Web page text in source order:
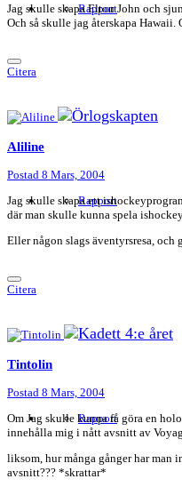
Rapport
Jag skulle skapa Elton John och
Och så skulle jag återskapa Hawaii.
Citera
Aliline
Postad 8 Mars, 2004
Rapport
Jag skulle skapa ett
där man skulle kunna spela
Eller någon slags äventyrsresa, och
Citera
Tintolin
Postad 8 Mars, 2004
Rapport
Om Jag skulle kunna få göra en
innehålla mig i nått avsnitt av
liksom, hur många gånger har man
avsnitt??? *skrattar*